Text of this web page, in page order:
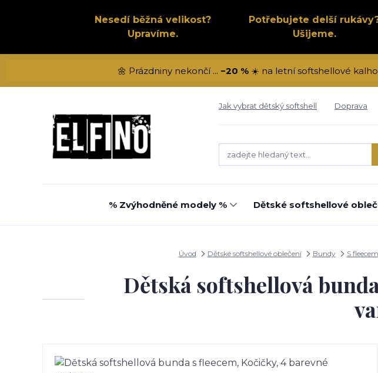
Nesedí běžná velikost?
Upravíme.
Potřebujete delší
Ušijeme.
🌼 Prázdniny nekončí ... −20 %☀️ na letní softshellové
Jak vybrat dětský softshell Doprava
% Zvýhodněné modely % Dětské softshellové
Úvod Dětské softshellové oblečení Bundy S fleecem
Dětská softshellová